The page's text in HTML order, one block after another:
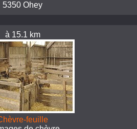
5350 Ohey
à 15.1 km
feuille